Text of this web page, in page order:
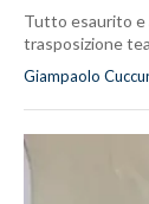
Tutto esaurito e
trasposizione
Giampaolo